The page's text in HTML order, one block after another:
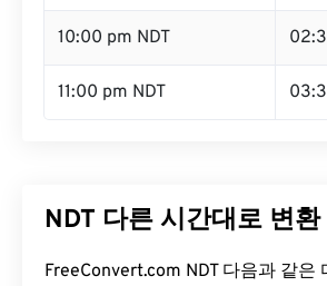
10:00 pm NDT
11:00 pm NDT
NDT 다른 시간대로 변환
FreeConvert.com NDT 다음과 같은